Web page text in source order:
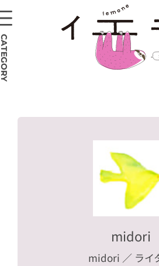
midori
midori ／ ライ